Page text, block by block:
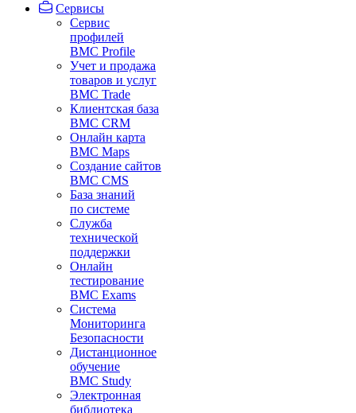
Сервисы
Сервис
профилей
BMC Profile
Учет и продажа
товаров и услуг
BMC Trade
Клиентская база
BMC CRM
Онлайн карта
BMC Maps
Создание сайтов
BMC CMS
База знаний
по системе
Служба
технической
поддержки
Онлайн
тестирование
BMC Exams
Система
Мониторинга
Безопасности
Дистанционное
обучение
BMC Study
Электронная
библиотека